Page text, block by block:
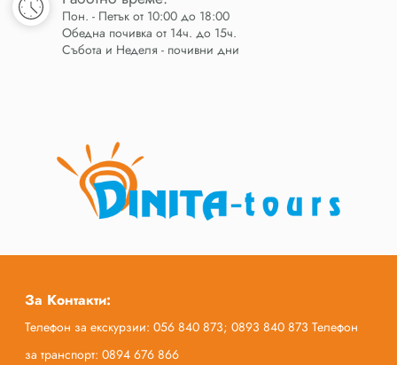
Пон. - Петък от 10:00 до 18:00
Обедна почивка от 14ч. до 15ч.
Събота и Неделя - почивни дни
За Контакти:
Телефон за екскурзии: 056 840 873; 0893 840 873 Телефон
за транспорт: 0894 676 866